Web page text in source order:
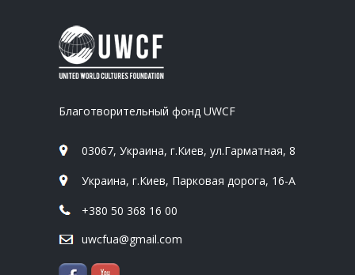
Благотворительный фонд UWCF
03067, Украина, г.Киев, ул.Гарматная, 8
Украина, г.Киев, Парковая дорога, 16-А
+380 50 368 16 00
uwcfua@gmail.com